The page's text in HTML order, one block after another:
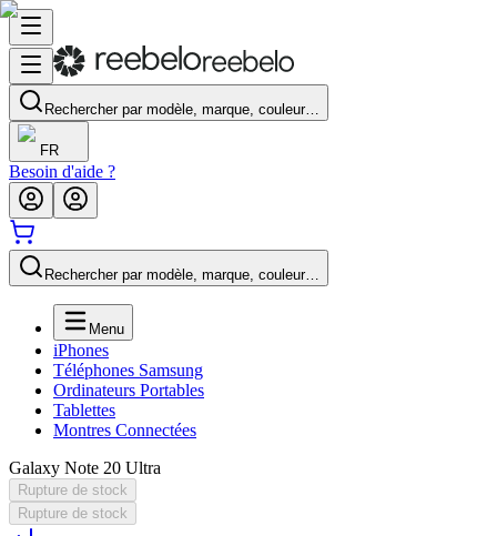
Rechercher par modèle, marque, couleur…
FR
Besoin d'aide ?
Rechercher par modèle, marque, couleur…
Menu
iPhones
Téléphones Samsung
Ordinateurs Portables
Tablettes
Montres Connectées
Galaxy Note 20 Ultra
Rupture de stock
Rupture de stock